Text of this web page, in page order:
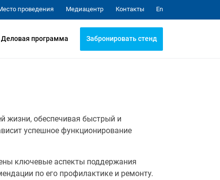
проведения Медиацентр Контакты En
Деловая программа Забронировать стенд
жизни, обеспечивая быстрый и
успешное функционирование
ключевые аспекты поддержания
по его профилактике и ремонту.